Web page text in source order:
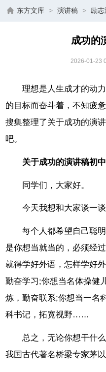
东方文库 > 演讲稿 > 励
成功的
2026-01-23
理想是人生成才的动
的目标而奋斗着，不知疲
搜集整理了关于成功的演
吧。
关于成功的演讲稿初
同学们，大家好。
今天我想和大家谈一谈
每个人都希望自己聪
是你想当就当的，必须经
就得学好外语，怎样学好
勤奋学习;你想当名体操健
炼，勤奋联系;你想当一名
科书记，拓宽视野……
总之，无论你想干什
我国古代著名桥梁专家茅